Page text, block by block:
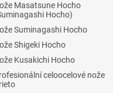
Masatsune Hocho
Hocho)
Suminagashi Hocho
Shigeki Hocho
Kusakichi Hocho
celoocelové nože